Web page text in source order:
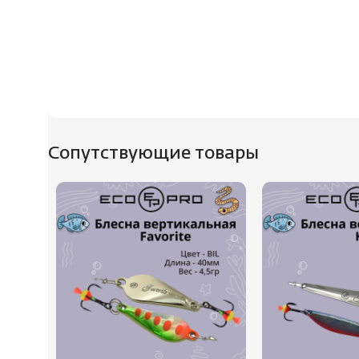
Сопутствующие товары